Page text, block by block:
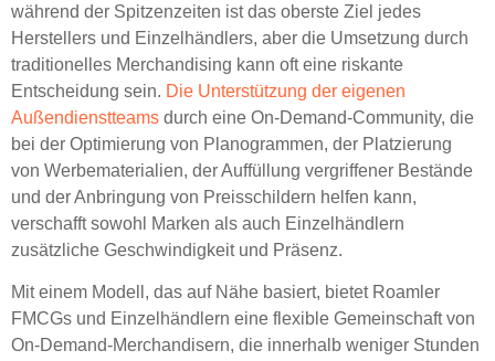
während der Spitzenzeiten ist das oberste Ziel jedes
Herstellers und Einzelhändlers, aber die Umsetzung durch
traditionelles Merchandising kann oft eine riskante
Entscheidung sein. Die Unterstützung der eigenen
Außendienstteams durch eine On-Demand-Community, die
bei der Optimierung von Planogrammen, der Platzierung
von Werbematerialien, der Auffüllung vergriffener Bestände
und der Anbringung von Preisschildern helfen kann,
verschafft sowohl Marken als auch Einzelhändlern
zusätzliche Geschwindigkeit und Präsenz.
Mit einem Modell, das auf Nähe basiert, bietet Roamler
FMCGs und Einzelhändlern eine flexible Gemeinschaft von
On-Demand-Merchandisern, die innerhalb weniger Stunden